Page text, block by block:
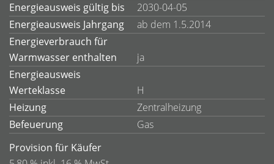
Energieausweis gültig bis
2030-04-05
Energieausweis Jahrgang
ab dem 1.5.2014
Energieverbrauch für
Warmwasser enthalten
ja
Energieausweis
Werteklasse
H
Heizung
Zentralheizung
Befeuerung
Gas
Provision für Käufer